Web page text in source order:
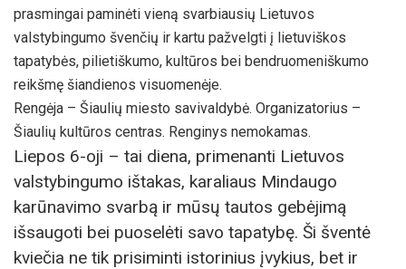
prasmingai paminėti vieną svarbiausių Lietuvos
valstybingumo švenčių ir kartu pažvelgti į lietuviškos
tapatybės, pilietiškumo, kultūros bei bendruomeniškumo
reikšmę šiandienos visuomenėje.
Rengėja – Šiaulių miesto savivaldybė. Organizatorius –
Šiaulių kultūros centras. Renginys nemokamas.
Liepos 6-oji – tai diena, primenanti Lietuvos
valstybingumo ištakas, karaliaus Mindaugo
karūnavimo svarbą ir mūsų tautos gebėjimą
išsaugoti bei puoselėti savo tapatybę. Ši šventė
kviečia ne tik prisiminti istorinius įvykius, bet ir